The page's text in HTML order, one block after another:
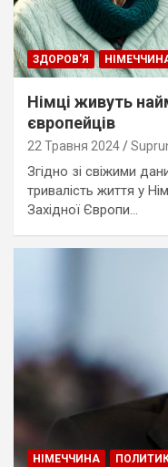
ЗДОРОВ'Я
Німці живуть
європейців
22 Травня 2024
Згідно зі свіжими
тривалість життя у
Західної Європи…
НІМЕЧЧИНА